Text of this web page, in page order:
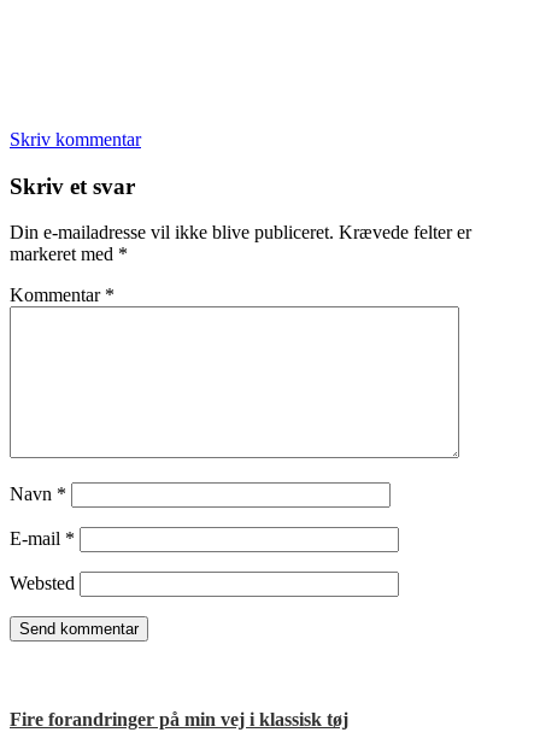
Skriv kommentar
Læserinteraktioner
Skriv et svar
Din e-mailadresse vil ikke blive publiceret. Krævede felter er
markeret med *
Kommentar *
Navn *
E-mail *
Websted
Fire forandringer på min vej i klassisk tøj